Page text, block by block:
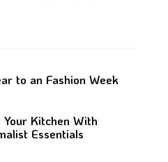
to an Fashion Week
Kitchen With
Essentials